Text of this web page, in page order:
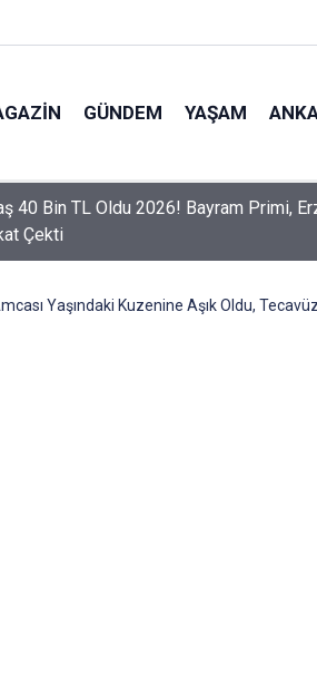
GÜNDEM YAŞAM
Dönemde 3 İhlal Ehliyet İptaline
Yaşındaki Kuzenine Aşık Oldu, Tecavüz